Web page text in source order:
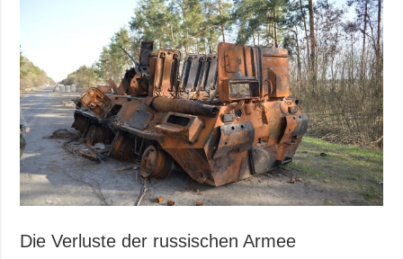
Die Verluste der russischen Armee